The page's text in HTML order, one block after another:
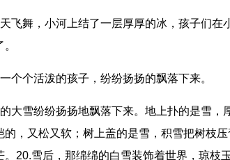
舞，小河上结了一层厚厚的冰，孩子们在
个活泼的孩子，纷纷扬扬的飘落下来。
雪纷纷扬扬地飘落下来。地上扑的是雪，
的，又松又软；树上盖的是雪，积雪把树枝
20.雪后，那绵绵的白雪装饰着世界，琼枝